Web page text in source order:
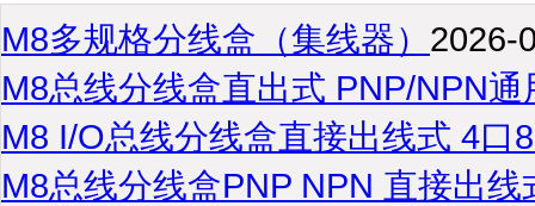
M8多规格分线盒（集线器） 2026-
M8总线分线盒直出式 PNP/NPN通
M8 I/O总线分线盒直接出线式 4口
M8总线分线盒PNP NPN 直接出线